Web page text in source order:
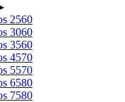
2560
3060
3560
4570
5570
6580
7580